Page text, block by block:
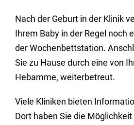
Nach der Geburt in der Klinik
Ihrem Baby in der Regel noch
der Wochenbettstation.
Sie zu Hause durch eine von
Hebamme, weiterbetreut.
Viele Kliniken bieten
Dort haben Sie die